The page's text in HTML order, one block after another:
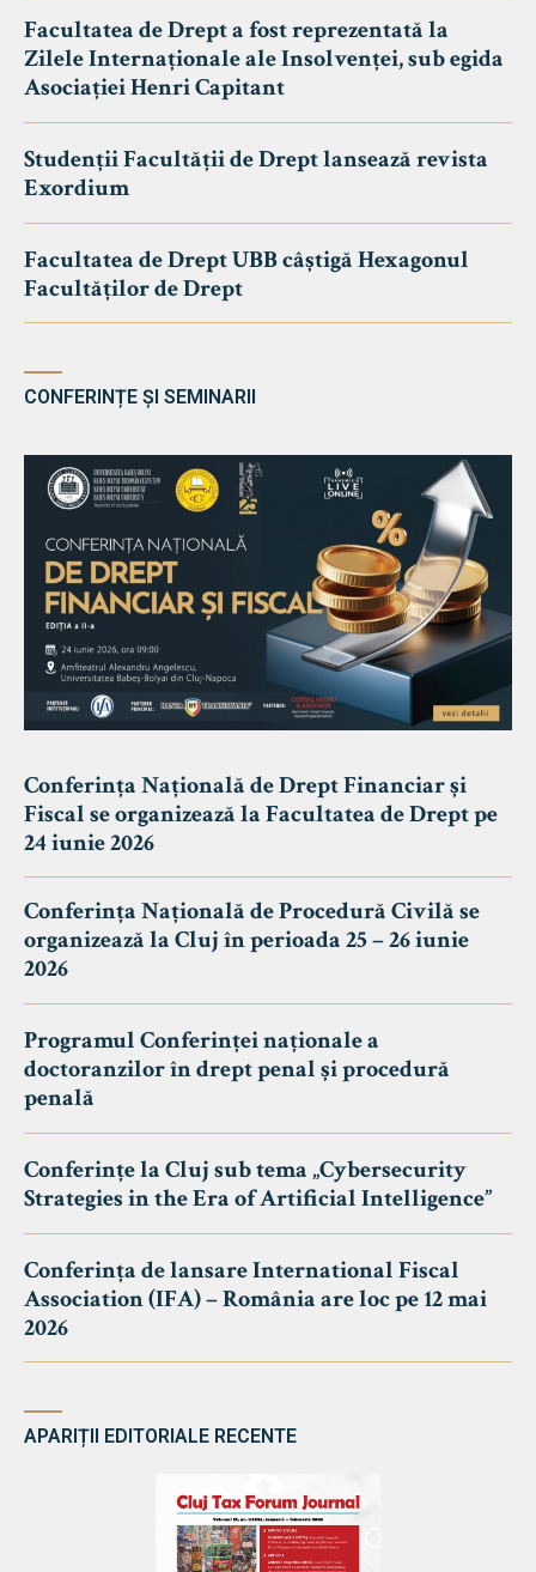
Facultatea de Drept a fost reprezentată la
Zilele Internaționale ale Insolvenței, sub egida
Asociației Henri Capitant
Studenții Facultății de Drept lansează revista
Exordium
Facultatea de Drept UBB câștigă Hexagonul
Facultăților de Drept
CONFERINȚE ȘI SEMINARII
Conferința Națională de Drept Financiar și
Fiscal se organizează la Facultatea de Drept pe
24 iunie 2026
Conferința Națională de Procedură Civilă se
organizează la Cluj în perioada 25 – 26 iunie
2026
Programul Conferinței naționale a
doctoranzilor în drept penal și procedură
penală
Conferințe la Cluj sub tema „Cybersecurity
Strategies in the Era of Artificial Intelligence”
Conferința de lansare International Fiscal
Association (IFA) – România are loc pe 12 mai
2026
APARIȚII EDITORIALE RECENTE